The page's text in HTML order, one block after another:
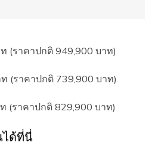
(ราคาปกติ 949,900 บาท)
(ราคาปกติ 739,900 บาท)
(ราคาปกติ 829,900 บาท)
ได้ที่นี่